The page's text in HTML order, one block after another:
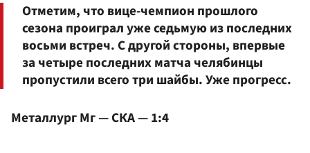
Отметим, что вице-чемпион прошлого
сезона проиграл уже седьмую из последних
восьми встреч. С другой стороны, впервые
за четыре последних матча челябинцы
пропустили всего три шайбы. Уже прогресс.
Металлург Мг — СКА — 1:4